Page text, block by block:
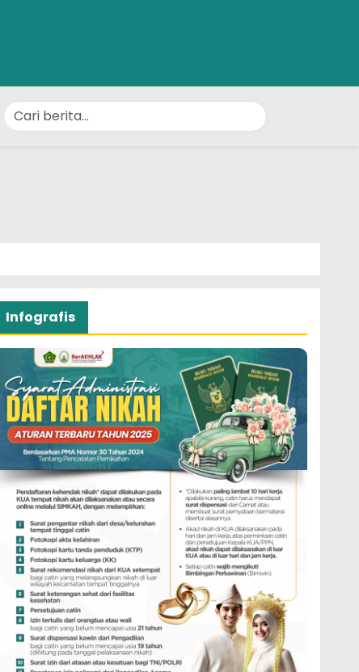
Infografis